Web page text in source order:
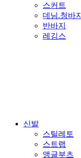
스커트
데님.청바지
반바지
레깅스
신발
스틸레토
스트랩
앵글부츠